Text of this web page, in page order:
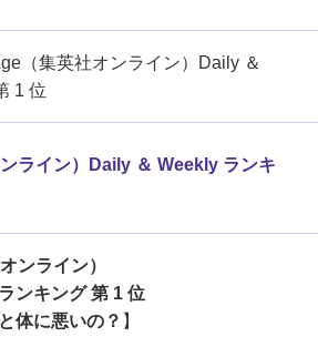
（集英社オンライン）Daily ＆
1 位
ライン）Daily ＆ Weekly ランキ
ンライン）
ンキング 第 1 位
体に悪いの？ 】